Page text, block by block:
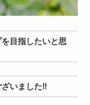
を 目指したいと思
いました‼️